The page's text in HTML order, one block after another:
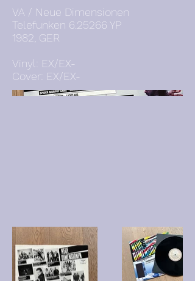
VA / Neue Dimensionen
Telefunken 6.25266 YP
1982, GER
Vinyl: EX/EX-
Cover: EX/EX-